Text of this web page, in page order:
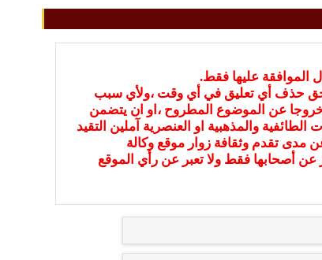
الموافقة عليها فقط.
بحق حذف أي تعليق في أي وقت ،ولأي سبب
عن الموضوع المطروح ،او ان يتضمن
والمذهبية او العنصرية آملين التقيد
مدى تقدم وثقافة زوار موقع وكالة
عن أصحابها فقط ولا تعبر عن رأي الموقع